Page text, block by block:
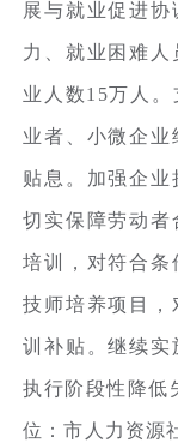
展与就业促进
力、就业困难
业人数15万人
业者、小微企
贴息。加强企业
切实保障劳动者
培训，对符合
技师培养项目
训补贴。继续
执行阶段性降低
位：市人力资源